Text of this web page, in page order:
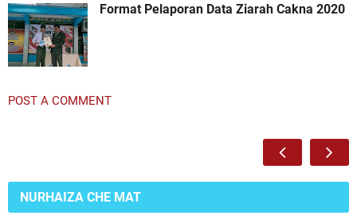
Format Pelaporan Data Ziarah Cakna 2020
POST A COMMENT
NURHAIZA CHE MAT